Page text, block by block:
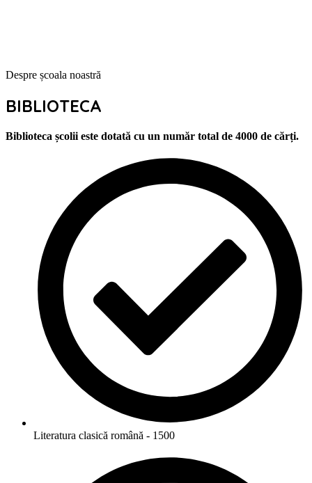
Despre școala noastră
BIBLIOTECA
Biblioteca școlii este dotată cu un număr total de 4000 de cărți.
Literatura clasică română - 1500